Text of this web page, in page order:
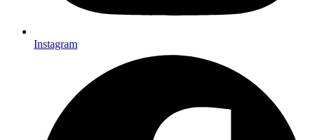
Instagram